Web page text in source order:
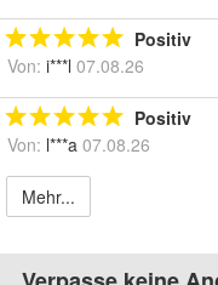
Positiv
Von: i***l 07.08.26
Positiv
Von: l***a 07.08.26
Mehr...